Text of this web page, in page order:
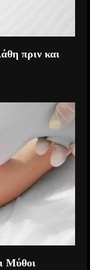
πριν και
Μύθοι